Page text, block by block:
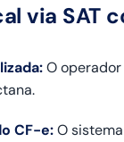
via SAT
O
CF-e:O